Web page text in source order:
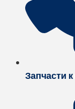
Запчасти